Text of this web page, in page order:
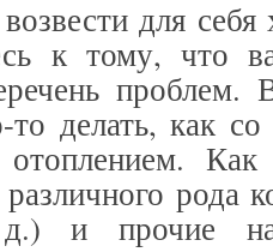
для
к тому, что
делать, как
Как
рода
и прочие